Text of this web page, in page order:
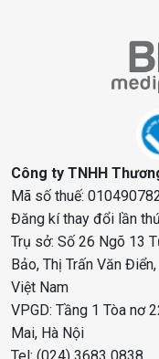
Công ty TNHH
Mã số thuế:
Đăng kí thay đổi lần
Trụ sở: Số 26 Ngõ 13
Bảo, Thị Trấn Văn
Việt Nam
VPGD: Tầng 1 Tòa nơ
Mai, Hà Nội